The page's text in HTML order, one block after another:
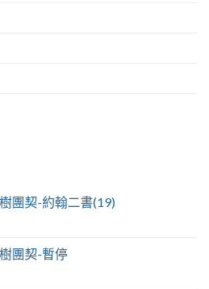
團契-約翰二書(19)
團契-暫停